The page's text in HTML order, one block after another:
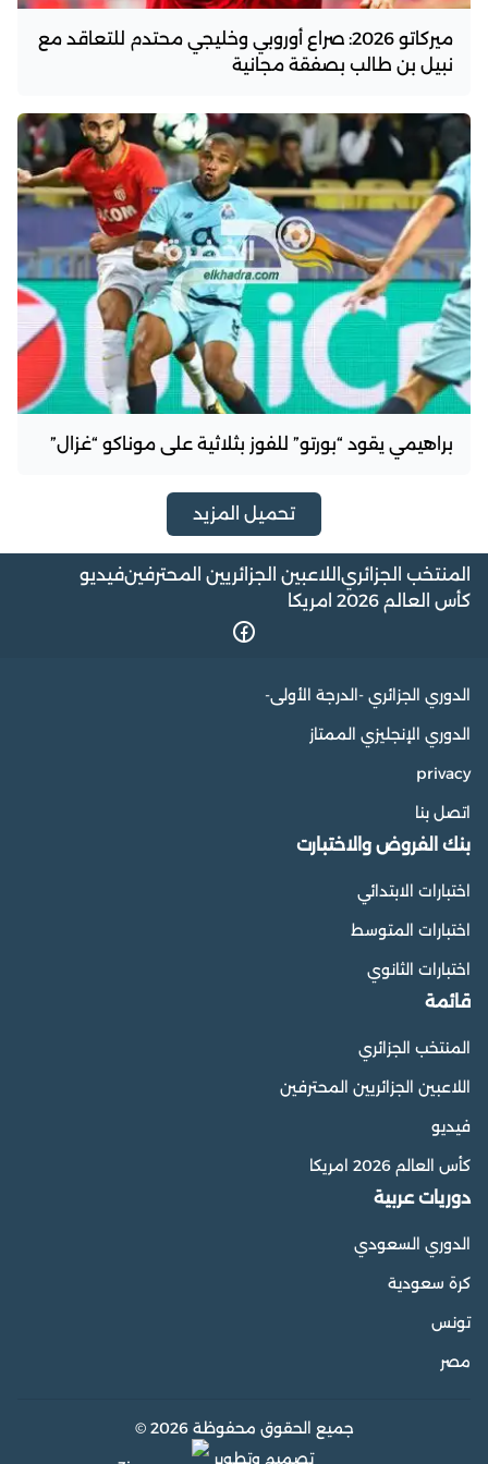
ميركاتو 2026: صراع أوروبي وخليجي محتدم للتعاقد مع
نبيل بن طالب بصفقة مجانية
براهيمي يقود “بورتو” للفوز بثلاثية على موناكو “غزال”
تحميل المزيد
المنتخب الجزائري اللاعبين الجزائريين المحترفينفيديو
كأس العالم 2026 امريكا
الدوري الجزائري -الدرجة الأولى-
الدوري الإنجليزي الممتاز
privacy
اتصل بنا
بنك الفروض والاختبارت
اختبارات الابتدائي
اختبارات المتوسط
اختبارات الثانوي
قائمة
المنتخب الجزائري
اللاعبين الجزائريين المحترفين
فيديو
كأس العالم 2026 امريكا
دوريات عربية
الدوري السعودي
كرة سعودية
تونس
مصر
جميع الحقوق محفوظة 2026 ©
تصميم وتطوير